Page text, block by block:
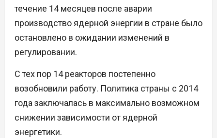
течение 14 месяцев после аварии
производство ядерной энергии в стране было
остановлено в ожидании изменений в
регулировании.
С тех пор 14 реакторов постепенно
возобновили работу. Политика страны с 2014
года заключалась в максимально возможном
снижении зависимости от ядерной
энергетики.